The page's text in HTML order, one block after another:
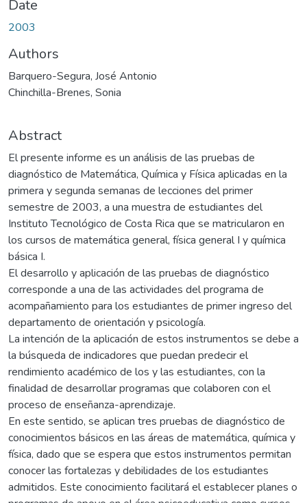
Date
2003
Authors
Barquero-Segura, José Antonio
Chinchilla-Brenes, Sonia
Abstract
El presente informe es un análisis de las pruebas de
diagnóstico de Matemática, Química y Física aplicadas en la
primera y segunda semanas de lecciones del primer
semestre de 2003, a una muestra de estudiantes del
Instituto Tecnológico de Costa Rica que se matricularon en
los cursos de matemática general, física general I y química
básica I.
El desarrollo y aplicación de las pruebas de diagnóstico
corresponde a una de las actividades del programa de
acompañamiento para los estudiantes de primer ingreso del
departamento de orientación y psicología.
La intención de la aplicación de estos instrumentos se debe a
la búsqueda de indicadores que puedan predecir el
rendimiento académico de los y las estudiantes, con la
finalidad de desarrollar programas que colaboren con el
proceso de enseñanza-aprendizaje.
En este sentido, se aplican tres pruebas de diagnóstico de
conocimientos básicos en las áreas de matemática, química y
física, dado que se espera que estos instrumentos permitan
conocer las fortalezas y debilidades de los estudiantes
admitidos. Este conocimiento facilitará el establecer planes o